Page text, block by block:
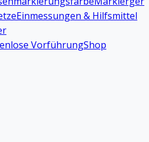
Einmessungen & Hilfsmittel
VorführungShop